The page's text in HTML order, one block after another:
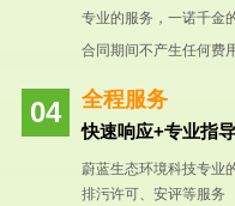
专业的服务，一诺千金
合同期间不产生任何费
全程服务
快速响应+专业指导
蔚蓝生态环境科技专业
排污许可、安评等服务